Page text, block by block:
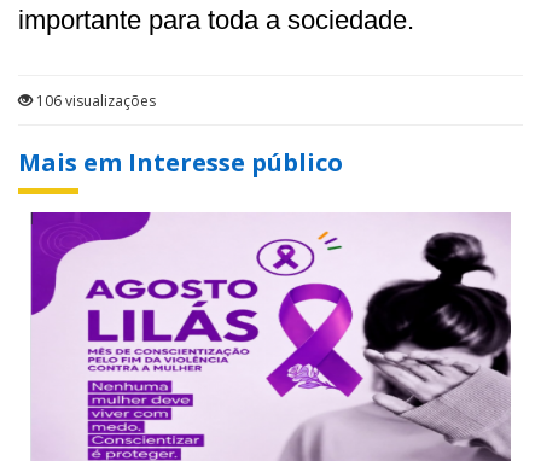
importante para toda a sociedade.
106 visualizações
Mais em Interesse público